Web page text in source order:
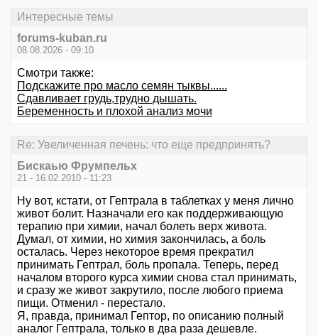
Интересные темы
forums-kuban.ru
08.08.2026 - 09:10
Смотри также:
Подскажите про масло семян тыквы......
Сдавливает грудь,трудно дышать.
Беременность и плохой анализ мочи
Re: Увеличенная печень: что еще предпринять?
Бискаью Фрумпельх
21 - 16.02.2010 - 11:23
Ну вот, кстати, от Гептрала в таблетках у меня лично
живот болит. Назначали его как поддерживающую
терапию при химии, начал болеть верх живота.
Думал, от химии, но химия закончилась, а боль
осталась. Через некоторое время прекратил
принимать Гептрал, боль пропала. Теперь, перед
началом второго курса химии снова стал принимать,
и сразу же живот закрутило, после любого приема
пищи. Отменил - перестало.
Я, правда, принимал Гептор, по описанию полный
аналог Гептрала, только в два раза дешевле.